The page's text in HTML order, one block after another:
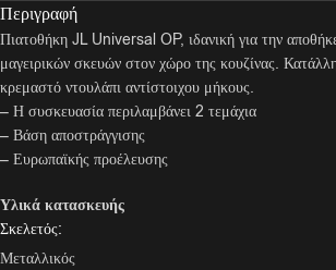
Περιγραφή
Πιατοθήκη JL Universal OP, ιδανική για την
μαγειρικών σκευών στον χώρο της κουζίνας.
κρεμαστό ντουλάπι αντίστοιχου μήκους.
– Η συσκευασία περιλαμβάνει 2 τεμάχια
– Βάση αποστράγγισης
– Ευρωπαϊκής προέλευσης
Υλικά κατασκευής
Σκελετός:
Μεταλλικός